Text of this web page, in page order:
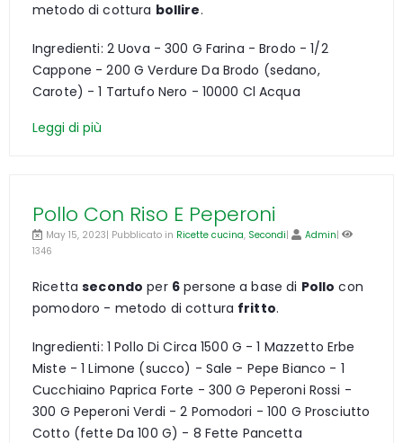
metodo di cottura bollire.
Ingredienti: 2 Uova - 300 G Farina - Brodo - 1/2
Cappone - 200 G Verdure Da Brodo (sedano,
Carote) - 1 Tartufo Nero - 10000 Cl Acqua
Leggi di più
Pollo Con Riso E Peperoni
May 15, 2023| Pubblicato in Ricette cucina, Secondi| Admin|
1346
Ricettasecondo per 6persone a base di Pollo con
pomodoro - metodo di cottura fritto.
Ingredienti: 1 Pollo Di Circa 1500 G - 1 Mazzetto Erbe
Miste - 1 Limone (succo) - Sale - Pepe Bianco - 1
Cucchiaino Paprica Forte - 300 G Peperoni Rossi -
300 G Peperoni Verdi - 2 Pomodori - 100 G Prosciutto
Cotto (fette Da 100 G) - 8 Fette Pancetta